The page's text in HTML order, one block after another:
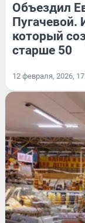
Объездил
Пугачевой.
который
старше 50
12 февраля, 2026,